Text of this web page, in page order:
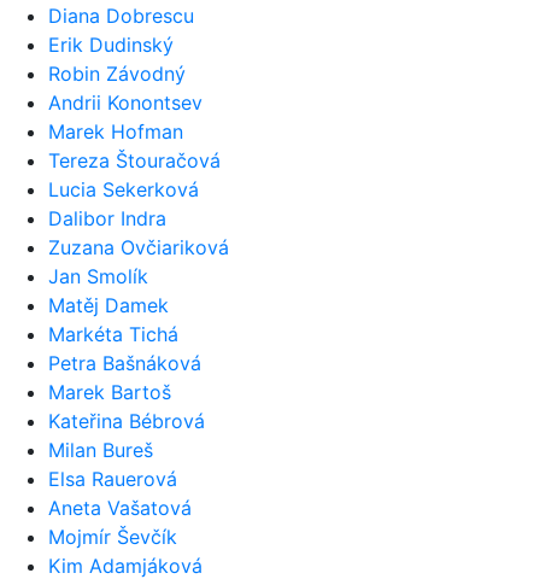
Diana Dobrescu
Erik Dudinský
Robin Závodný
Andrii Konontsev
Marek Hofman
Tereza Štouračová
Lucia Sekerková
Dalibor Indra
Zuzana Ovčiariková
Jan Smolík
Matěj Damek
Markéta Tichá
Petra Bašnáková
Marek Bartoš
Kateřina Bébrová
Milan Bureš
Elsa Rauerová
Aneta Vašatová
Mojmír Ševčík
Kim Adamjáková